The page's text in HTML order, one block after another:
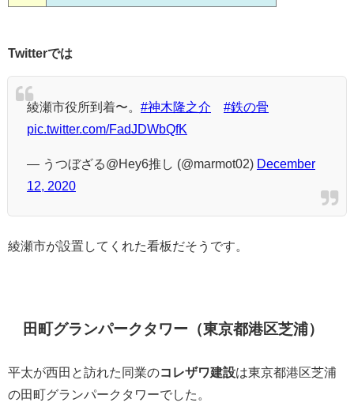
Twitterでは
綾瀬市役所到着〜。 #神木隆之介
#鉄の骨
pic.twitter.com/FadJDWbQfK
— うつぼざる@Hey6推し (@marmot02) December
12, 2020
綾瀬市が設置してくれた看板だそうです。
田町グランパークタワー（東京都港区芝浦）
平太が西田と訪れた同業のコレザワ建設は東京都港区芝浦
の田町グランパークタワーでした。